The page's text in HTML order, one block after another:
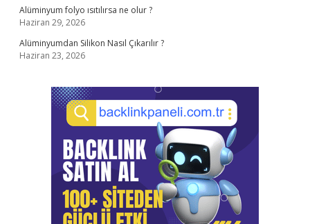
Alüminyum folyo ısıtılırsa ne olur ?
Haziran 29, 2026
Alüminyumdan Silikon Nasıl Çıkarılır ?
Haziran 23, 2026